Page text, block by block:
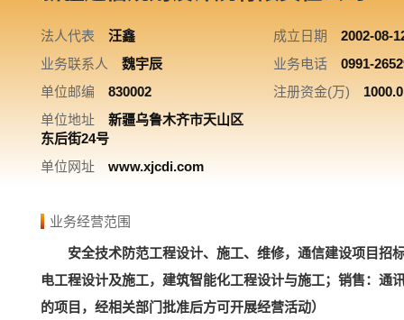
法人代表 汪鑫 成立日期
2002-08-
业务联系人
魏宇辰 业务电话
0991-
单位邮编
830002 注册资金(万)
1000.0
单位地址
新疆乌鲁木齐市天山区
东后街24号
单位网址
www.xjcdi.com
业务经营范围
安全技术防范工程设计、施工、维修，通信建设项目招
电工程设计及施工，建筑智能化工程设计与施工；销售：通
的项目，经相关部门批准后方可开展经营活动）